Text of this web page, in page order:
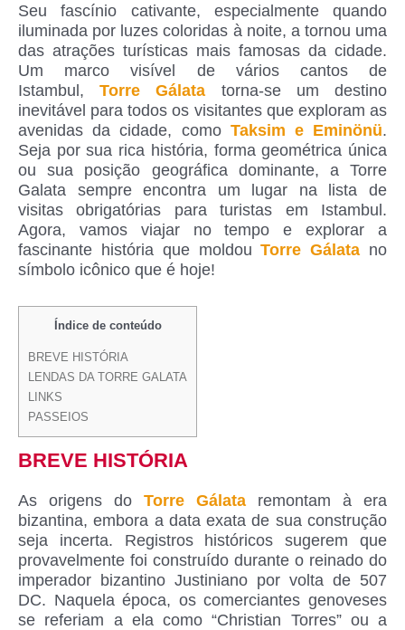
Seu fascínio cativante, especialmente quando
iluminada por luzes coloridas à noite, a tornou uma
das atrações turísticas mais famosas da cidade.
Um marco visível de vários cantos de
Istambul,Torre Gálata torna-se um destino
inevitável para todos os visitantes que exploram as
avenidas da cidade, como Taksim e Eminönü.
Seja por sua rica história, forma geométrica única
ou sua posição geográfica dominante, a Torre
Galata sempre encontra um lugar na lista de
visitas obrigatórias para turistas em Istambul.
Agora, vamos viajar no tempo e explorar a
fascinante história que moldou Torre Gálata no
símbolo icônico que é hoje!
Índice de conteúdo
BREVE HISTÓRIA
LENDAS DA TORRE GALATA
LINKS
PASSEIOS
BREVE HISTÓRIA
As origens do Torre Gálata remontam à era
bizantina, embora a data exata de sua construção
seja incerta. Registros históricos sugerem que
provavelmente foi construído durante o reinado do
imperador bizantino Justiniano por volta de 507
DC. Naquela época, os comerciantes genoveses
se referiam a ela como “Christian Torres” ou a